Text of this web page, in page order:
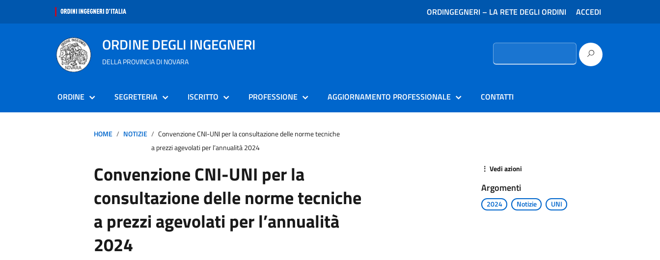
ORDINGEGNERI – LA RETE DEGLI ORDINI ACCEDI
ORDINE DEGLI INGEGNERI
DELLA PROVINCIA DI NOVARA
Ricerca
ORDINE SEGRETERIA ISCRITTO PROFESSIONE AGGIORNAMENTO PROFESSIONALE CONTATTI
HOME NOTIZIE
Convenzione CNI-UNI per la consultazione delle norme tecniche
a prezzi agevolati per l’annualità 2024
Convenzione CNI-UNI per la
consultazione delle norme tecniche
a prezzi agevolati per l’annualità
2024
⋮ Vedi azioni
Argomenti
2024 Notizie UNI